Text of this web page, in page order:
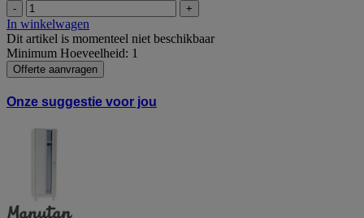
- +
In winkelwagen
Dit artikel is momenteel niet beschikbaar
Minimum Hoeveelheid: 1
Offerte aanvragen
Onze suggestie voor jou